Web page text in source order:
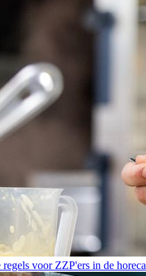
voor ZZP'ers in de horeca